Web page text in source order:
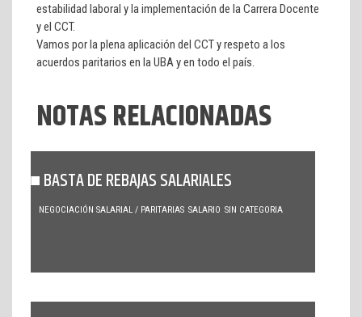
estabilidad laboral y la implementación de la Carrera Docente
y el CCT.
Vamos por la plena aplicación del CCT y respeto a los
acuerdos paritarios en la UBA y en todo el país.
NOTAS RELACIONADAS
BASTA DE REBAJAS SALARIALES
NEGOCIACIÓN SALARIAL / PARITARIAS SALARIO SIN CATEGORIA